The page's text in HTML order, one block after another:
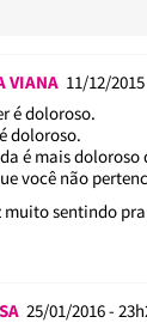
VIANA 11/12/
é doloroso.
doloroso.
é mais
você não
muito sentindo
25/01/2016 -